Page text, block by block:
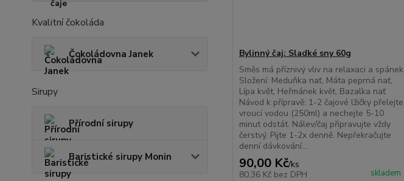
Kvalitní čokoláda
Čokoládovna Janek
Sirupy
Přírodní sirupy
Baristické sirupy Monin
Bylinný čaj: Sladké sny 60g
Směs má příznivý vliv na relaxaci a spánek
Složení: Meduňka nať, Máta peprná nať,
Lípa květ, Heřmánek květ, Bazalka nať
Návod k přípravě: 1-2 čajové lžičky přelejte
vroucí vodou (250ml) a nechejte 5-10
minut odstát. Nálev/čaj připravujte vždy
čerstvý. Pijte 1-2x denně. Nepřekračujte
denní dávkování....
90,00 Kč/ks
80,36 Kč bez DPH skladem